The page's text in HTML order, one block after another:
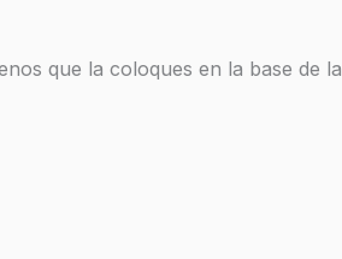
que la coloques en la base de la